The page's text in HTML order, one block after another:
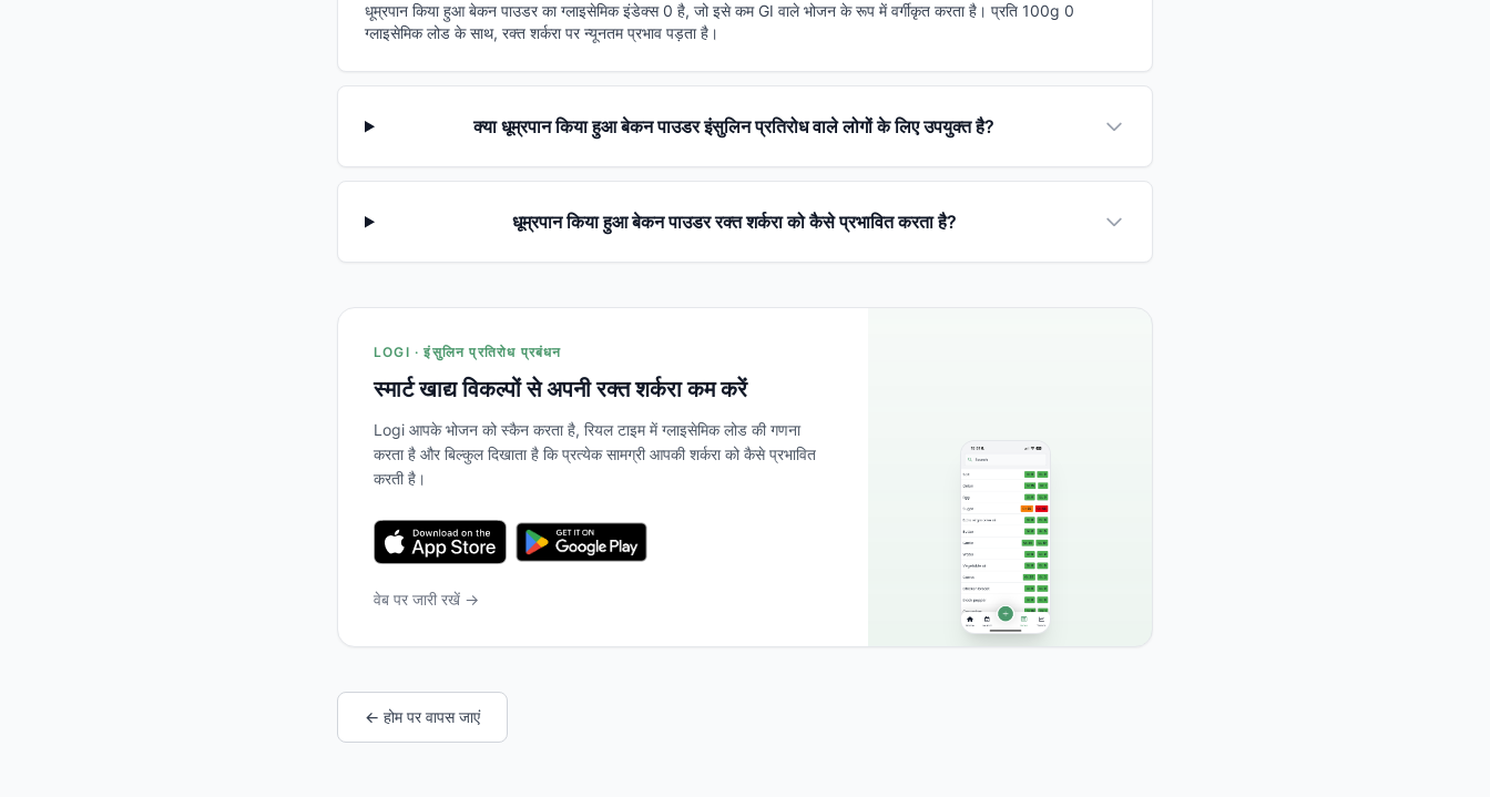
धूम्रपान किया हुआ बेकन पाउडर का ग्लाइसेमिक इंडेक्स 0 है, जो इसे कम GI वाले भोजन के रूप में वर्गीकृत करता है। प्रति 100g 0
ग्लाइसेमिक लोड के साथ, रक्त शर्करा पर न्यूनतम प्रभाव पड़ता है।
क्या धूम्रपान किया हुआ बेकन पाउडर इंसुलिन प्रतिरोध वाले लोगों के लिए उपयुक्त है?
धूम्रपान किया हुआ बेकन पाउडर रक्त शर्करा को कैसे प्रभावित करता है?
LOGI · इंसुलिन प्रतिरोध प्रबंधन
स्मार्ट खाद्य विकल्पों से अपनी रक्त शर्करा कम करें
Logi आपके भोजन को स्कैन करता है, रियल टाइम में ग्लाइसेमिक लोड की गणना
करता है और बिल्कुल दिखाता है कि प्रत्येक सामग्री आपकी शर्करा को कैसे प्रभावित
करती है।
वेब पर जारी रखें →
← होम पर वापस जाएं